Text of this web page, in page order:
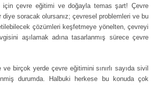
için çevre eğitimi ve doğayla temas şart! Çevre
soracak olursanız; çevresel problemleri ve bu
çözümleri keşfetmeye yönelten, çevreyi
aşılamak adına tasarlanmış sürece çevre
birçok yerde çevre eğitimini sınırlı sayıda sivil
durumda. Halbuki herkese bu konuda çok